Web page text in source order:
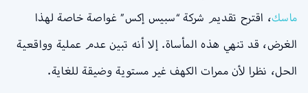
ماسك، اقترح تقديم شركة “سبيس إكس” غواصة خاصة لهذا
الغرض، قد تنهي هذه المأساة. إلا أنه تبين عدم عملية وواقعية
الحل، نظرا لأن ممرات الكهف غير مستوية وضيقة للغاية.